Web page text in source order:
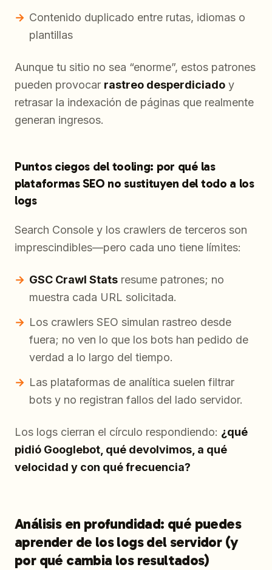
Contenido duplicado entre rutas, idiomas o
plantillas
Aunque tu sitio no sea “enorme”, estos patrones
pueden provocar rastreo desperdiciado y
retrasar la indexación de páginas que realmente
generan ingresos.
Puntos ciegos del tooling: por qué las
plataformas SEO no sustituyen del todo a los
logs
Search Console y los crawlers de terceros son
imprescindibles—pero cada uno tiene límites:
GSC Crawl Stats resume patrones; no
muestra cada URL solicitada.
Los crawlers SEO simulan rastreo desde
fuera; no ven lo que los bots han pedido de
verdad a lo largo del tiempo.
Las plataformas de analítica suelen filtrar
bots y no registran fallos del lado servidor.
Los logs cierran el círculo respondiendo: ¿qué
pidió Googlebot, qué devolvimos, a qué
velocidad y con qué frecuencia?
Análisis en profundidad: qué puedes
aprender de los logs del servidor (y
por qué cambia los resultados)